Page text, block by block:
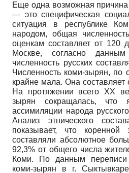
Еще одна возможная
— это специфическая
ситуация в республике
народом, общая
оценкам составляет от 120
Москве, согласно
численность русских
Численность коми-зырян, по
крайне мала. Она составляет
На протяжении всего XX
зырян сокращалась, что
ассимиляции народа
Анализ этнического
показывает, что
составляли абсолютное
92,3% от общего числа
Коми. По данным переписи
коми-зырян в г.